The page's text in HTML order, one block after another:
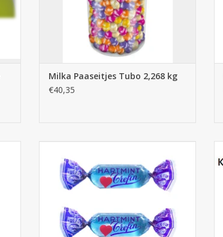
Milka Paaseitjes Tubo 2,268 kg
€40,35
TOEVOEGEN AAN WINKELWAGEN